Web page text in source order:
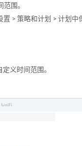
围。
置 > 策略和计划 > 计划
义时间范围。